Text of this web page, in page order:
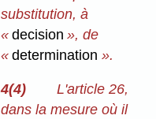
substitution, à
«decision », de
«determination».
4(4)
L'article 26,
dans la mesure où il